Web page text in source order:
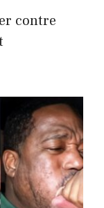
contre